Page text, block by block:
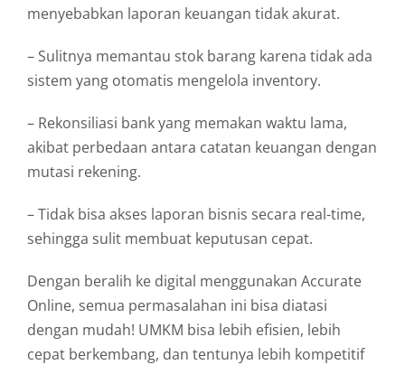
menyebabkan laporan keuangan tidak akurat.
– Sulitnya memantau stok barang karena tidak ada
sistem yang otomatis mengelola inventory.
– Rekonsiliasi bank yang memakan waktu lama,
akibat perbedaan antara catatan keuangan dengan
mutasi rekening.
– Tidak bisa akses laporan bisnis secara real-time,
sehingga sulit membuat keputusan cepat.
Dengan beralih ke digital menggunakan Accurate
Online, semua permasalahan ini bisa diatasi
dengan mudah! UMKM bisa lebih efisien, lebih
cepat berkembang, dan tentunya lebih kompetitif